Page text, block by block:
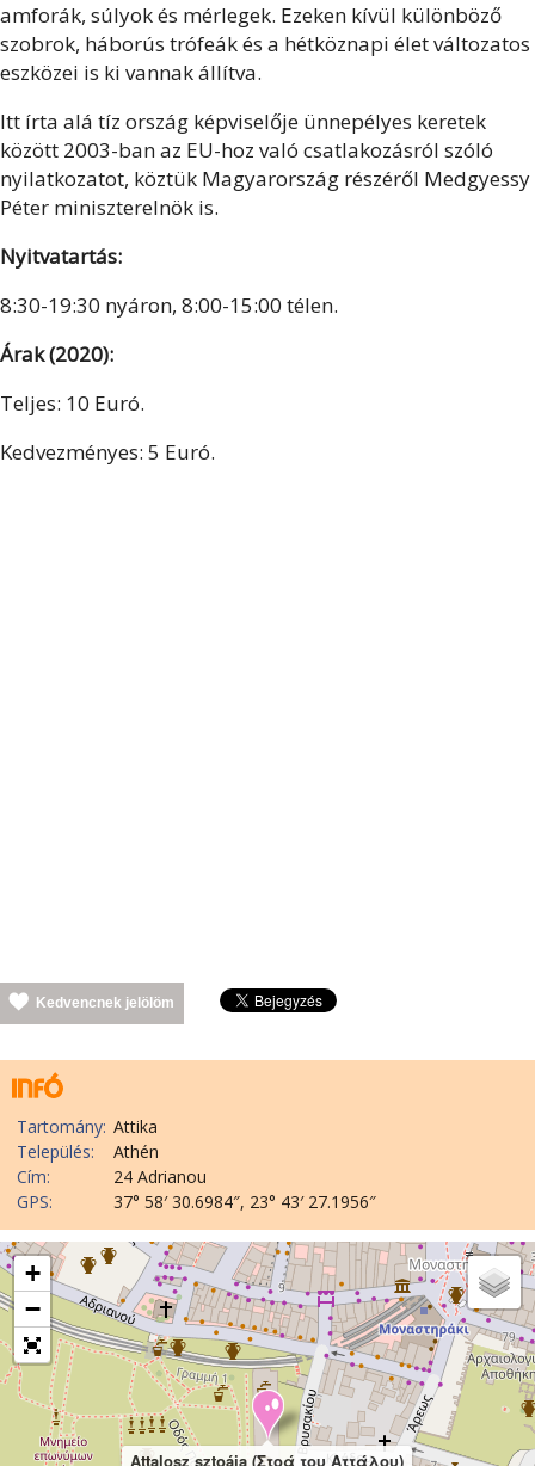
amforák, súlyok és mérlegek. Ezeken kívül különböző
szobrok, háborús trófeák és a hétköznapi élet változatos
eszközei is ki vannak állítva.
Itt írta alá tíz ország képviselője ünnepélyes keretek
között 2003-ban az EU-hoz való csatlakozásról szóló
nyilatkozatot, köztük Magyarország részéről Medgyessy
Péter miniszterelnök is.
Nyitvatartás:
8:30-19:30 nyáron, 8:00-15:00 télen.
Árak (2020):
Teljes: 10 Euró.
Kedvezményes: 5 Euró.
Kedvencnek jelölöm
Tartomány: Attika
Település:
Athén
Cím:
24 Adrianou
GPS:
37° 58′ 30.6984″, 23° 43′ 27.1956″
Attalosz sztoája (Στοά του Αττάλου)
+
−